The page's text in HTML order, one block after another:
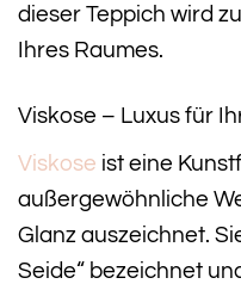
dieser Teppich wird
Ihres Raumes.
Viskose – Luxus für
Viskose ist eine
außergewöhnliche
Glanz auszeichnet.
Seide“ bezeichnet